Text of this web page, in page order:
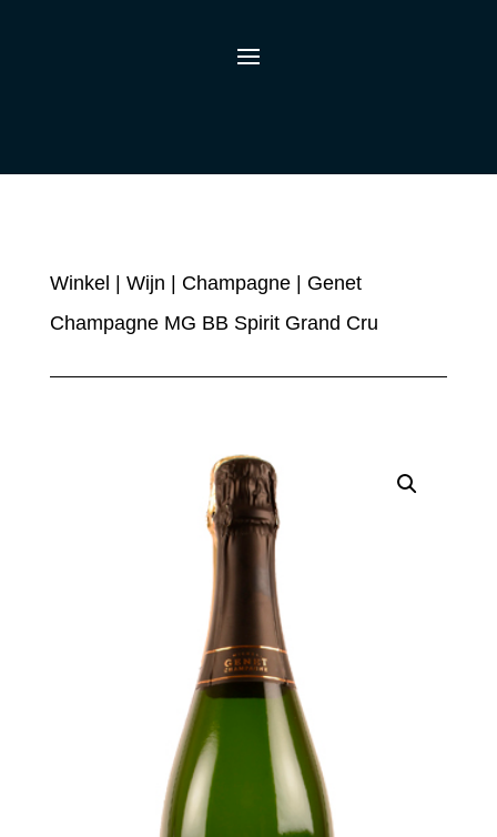
Winkel Wijn Champagne| Genet
Champagne MG BB Spirit Grand Cru